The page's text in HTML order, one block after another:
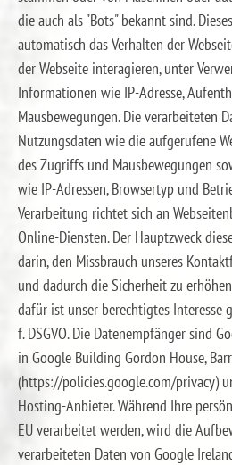
die auch als "Bots" bekannt sind.
automatisch das Verhalten der
der Webseite interagieren, unter
Informationen wie IP-Adresse,
Mausbewegungen. Die verarbeiteten
Nutzungsdaten wie die aufgerufene
des Zugriffs und Mausbewegungen
wie IP-Adressen, Browsertyp und
Verarbeitung richtet sich an
Online-Diensten. Der Hauptzweck
darin, den Missbrauch unseres
und dadurch die Sicherheit zu
dafür ist unser berechtigtes Interesse
f. DSGVO. Die Datenempfänger sind
in Google Building Gordon House,
(https://policies.google.com/privacy)
Hosting-Anbieter. Während Ihre
EU verarbeitet werden, wird die
verarbeiteten Daten von Google